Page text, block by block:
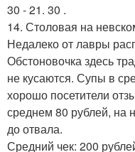
30 - 21. 30 .
14. Столовая на
Недалеко от лавры
Обстоновочка здесь
не кусаются. Супы в
хорошо посетители
среднем 80 рублей, на
до отвала.
Средний чек: 200